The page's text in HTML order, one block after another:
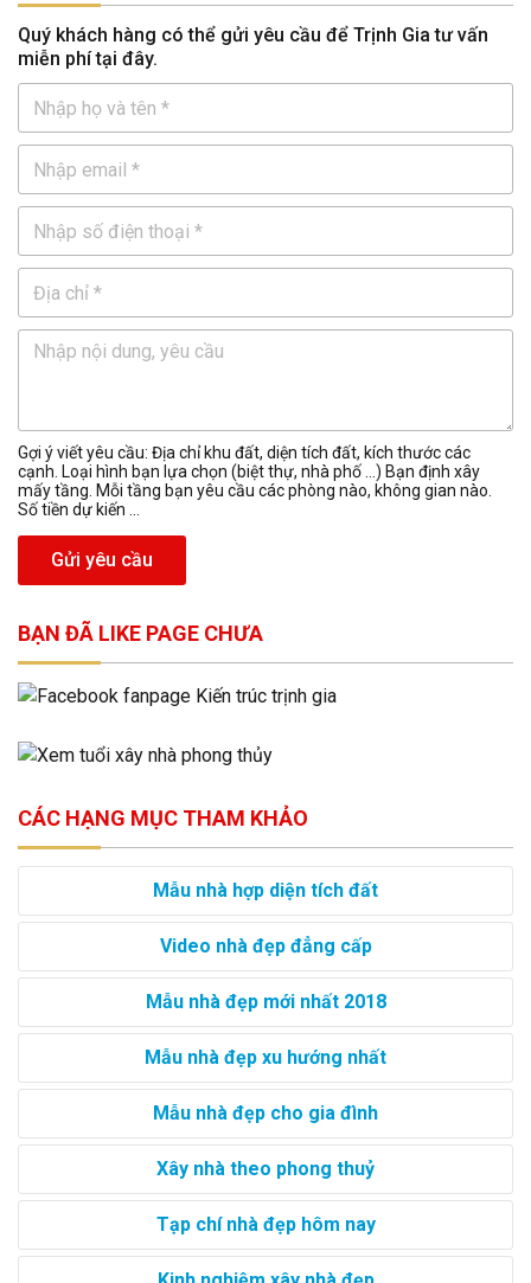
Quý khách hàng có thể gửi yêu cầu để Trịnh Gia tư vấn
miễn phí tại đây.
Gợi ý viết yêu cầu: Địa chỉ khu đất, diện tích đất, kích thước các
cạnh. Loại hình bạn lựa chọn (biệt thự, nhà phố …) Bạn định xây
mấy tầng. Mỗi tầng bạn yêu cầu các phòng nào, không gian nào.
Số tiền dự kiến ...
Gửi yêu cầu
BẠN ĐÃ LIKE PAGE CHƯA
CÁC HẠNG MỤC THAM KHẢO
Mẫu nhà hợp diện tích đất
Video nhà đẹp đẳng cấp
Mẫu nhà đẹp mới nhất 2018
Mẫu nhà đẹp xu hướng nhất
Mẫu nhà đẹp cho gia đình
Xây nhà theo phong thuỷ
Tạp chí nhà đẹp hôm nay